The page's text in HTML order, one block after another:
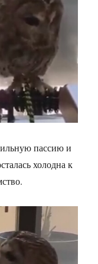
пассию и
холодна к